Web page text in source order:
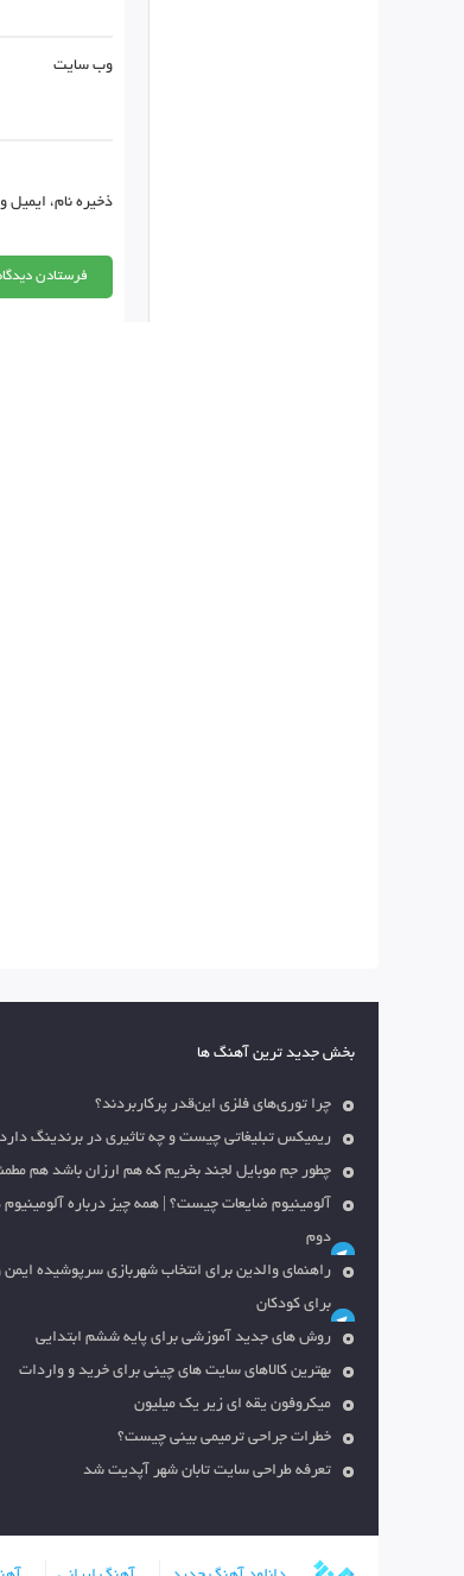
وب‌ سایت
ذخیره نام،
بخش جدید ترین آهنگ ها
چرا توری‌های فلزی این‌قدر پرکاربردند؟
ریمیکس تبلیغاتی چیست و چه تاثیری در برندینگ
چطور جم موبایل لجند بخریم که هم ارزان باشد هم
آلومینیوم ضایعات چیست؟ | همه چیز درباره
دوم
راهنمای والدین برای انتخاب شهربازی سرپوشیده
برای کودکان
روش های جدید آموزشی برای پایه ششم ابتدایی
بهترین کالاهای سایت های چینی برای خرید و واردات
میکروفون یقه ای زیر یک میلیون
خطرات جراحی ترمیمی بینی چیست؟
تعرفه طراحی سایت تابان شهر آپدیت شد